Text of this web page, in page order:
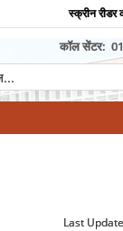
स्क्रीन रीडर
कॉल सेंटर:
Last